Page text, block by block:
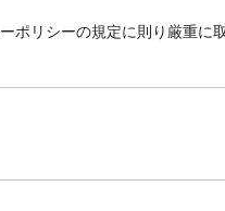
リシーの規定に則り厳重に